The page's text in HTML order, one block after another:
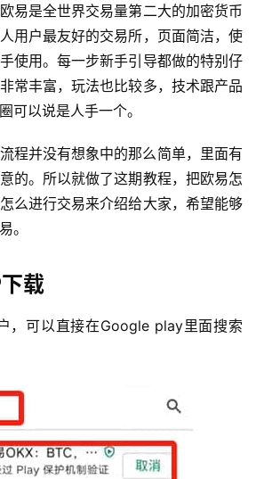
易是全世界交易量第二大的加密货币
用户最友好的交易所，页面简洁，使
使用。每一步新手引导都做的特别仔
常丰富，玩法也比较多，技术跟产品
可以说是人手一个。
程并没有想象中的那么简单，里面有
的。所以就做了这期教程，把欧易怎
么进行交易来介绍给大家，希望能够
。
载
，可以直接在Google play里面搜索